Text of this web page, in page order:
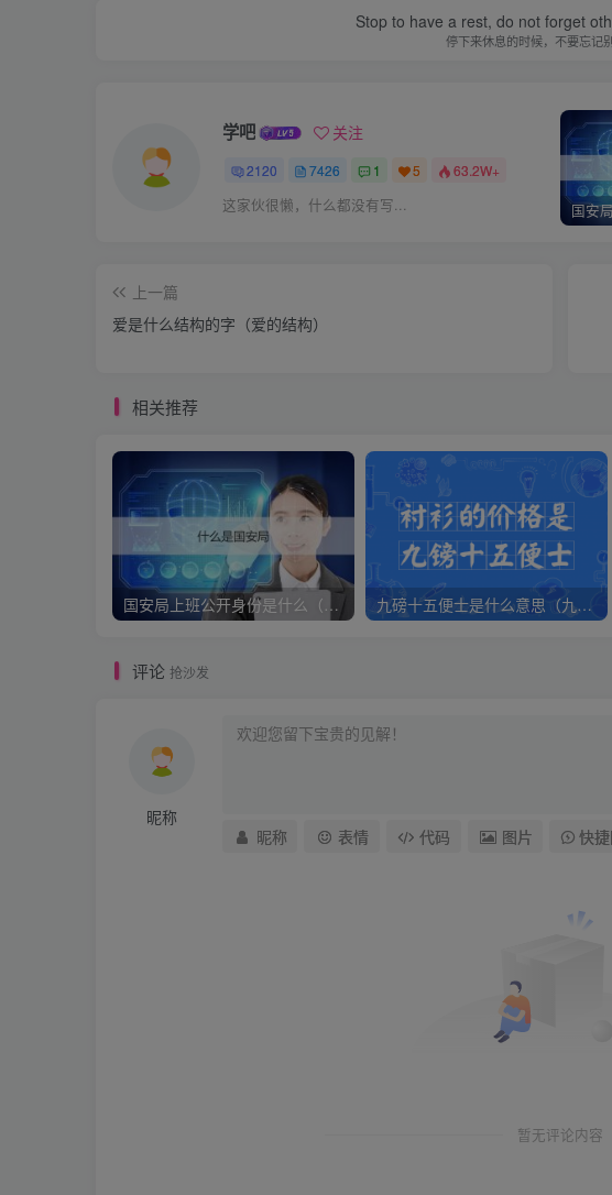
Stop to have a rest, do not forget
停下来休息的时候，不要忘记
学吧 关注
2120 7426 1 5 63.2W+
这家伙很懒，什么都没有写...
上一篇
爱是什么结构的字（爱的结构）
相关推荐
国安局上班公开身份是什么（国安身份对家人保密吗） 九磅十五便士是什么意思（九磅十五便士是什么梗）
评论 抢沙发
昵称
昵称 表情 代码 图片 快
暂无评论内容